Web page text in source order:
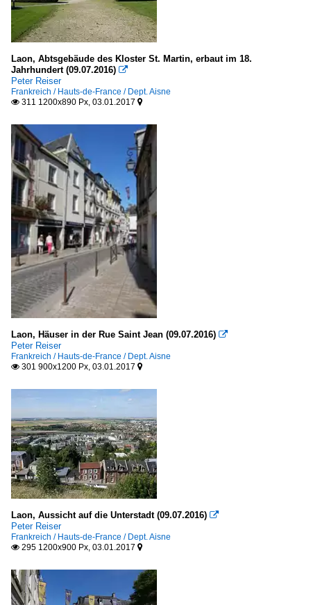
Laon, Abtsgebäude des Kloster St. Martin, erbaut im 18.
Jahrhundert (09.07.2016) 
Peter Reiser
Frankreich / Hauts-de-France / Dept. Aisne
 311 1200x890 Px, 03.01.2017 
Laon, Häuser in der Rue Saint Jean (09.07.2016) 
Peter Reiser
Frankreich / Hauts-de-France / Dept. Aisne
 301 900x1200 Px, 03.01.2017 
Laon, Aussicht auf die Unterstadt (09.07.2016) 
Peter Reiser
Frankreich / Hauts-de-France / Dept. Aisne
 295 1200x900 Px, 03.01.2017 